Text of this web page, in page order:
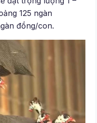
125 ngàn
đồng/con.